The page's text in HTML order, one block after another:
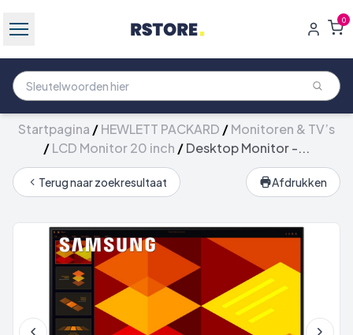
0
Startpagina /HEWLETT PACKARD /Monitoren & TV’s
/LCD Monitor 20 inch /Desktop Monitor -...
Terug naar zoekresultaat Afdrukken